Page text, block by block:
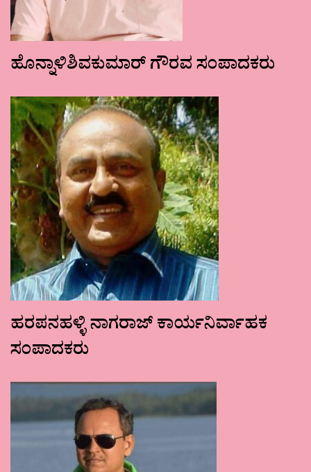
ಹೊನ್ನಾಳಿಶಿವಕುಮಾರ್ ಗೌರವ ಸಂಪಾದಕರು
ಹರಪನಹಳ್ಳಿ ನಾಗರಾಜ್ ಕಾರ್ಯನಿರ್ವಾಹಕ
ಸಂಪಾದಕರು